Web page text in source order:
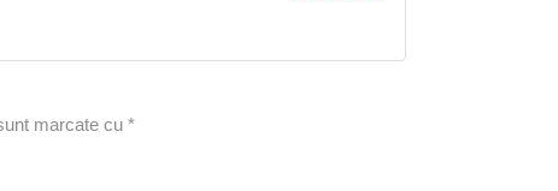
marcate cu *